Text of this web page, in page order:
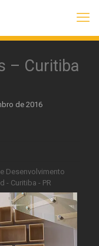
– Curitiba
de 2016
Desenvolvimento
- Curitiba - PR